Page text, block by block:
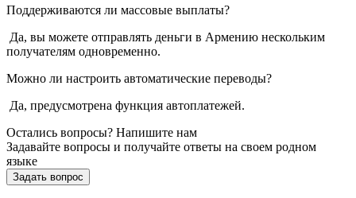
Поддерживаются ли массовые выплаты?
Да, вы можете отправлять деньги в Армению нескольким
получателям одновременно.
Можно ли настроить автоматические переводы?
Да, предусмотрена функция автоплатежей.
Остались вопросы? Напишите нам
Задавайте вопросы и получайте ответы на своем родном
языке
Задать вопрос